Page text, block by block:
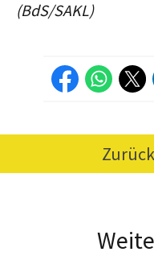
(BdS/SAKL)